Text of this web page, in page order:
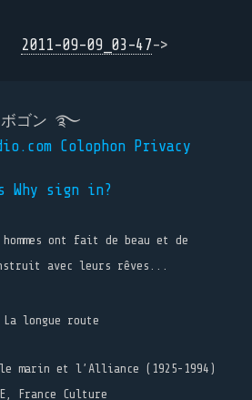
2011-09-09_03-47->
ボゴン ࿐
Colophon Privacy
Why sign in?
ont fait de beau et de
avec leurs rêves...
longue route
marin et l’Alliance (1925-1994)
France Culture